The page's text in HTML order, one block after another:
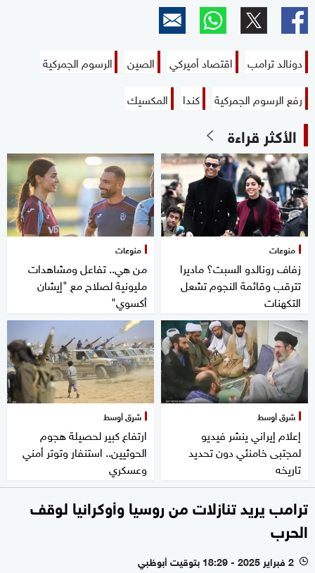
دونالد ترامب اقتصاد أميركي الصين
الرسوم الجمركية
رفع الرسوم الجمركية
كندا المكسيك
الأكثر قراءة
منوعات
زفاف رونالدو السبت؟ ماديرا
تترقب وقائمة النجوم تشعل
التكهنات
منوعات
من هي.. تفاعل ومشاهدات
مليونية لصلاح مع "إيشان
أكسوي"
شرق أوسط
إعلام إيراني ينشر فيديو
لمجتبى خامنئي دون تحديد
تاريخه
شرق أوسط
ارتفاع كبير لحصيلة هجوم
الحوثيين.. استنفار وتوتر أمني
وعسكري
ترامب يريد تنازلات من روسيا وأوكرانيا لوقف
الحرب
l 2 فبراير 2025 - 18:29 بتوقيت أبوظبي